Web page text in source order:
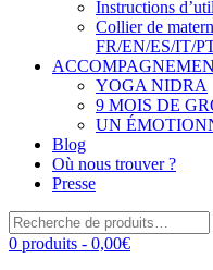
Instructions
Collier de
FR/EN/ES/IT/
YOGA NIDRA
9 MOIS DE
UN
Blog
Où nous trouver ?
Presse
Recherche
pour :
0 produits - 0,00€